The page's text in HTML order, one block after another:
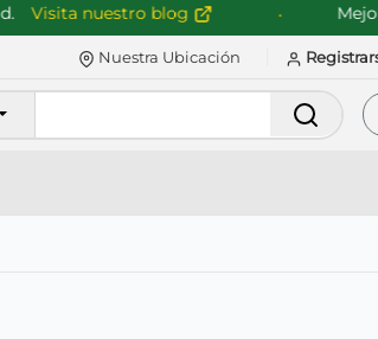
Visita nuestro blog
Nuestra Ubicación
Buscar